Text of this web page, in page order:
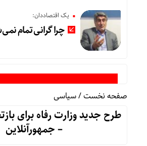
یک اقتصاددان:
چرا گرانی تمام
صفحه نخست/سیاسی
طرح جدید وزارت رفاه برای
– جمهورآنلاین